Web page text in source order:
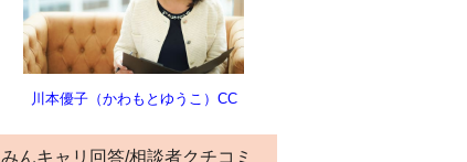
川本優子（かわもとゆうこ）CC
みんキャリ回答/相談者クチコミ